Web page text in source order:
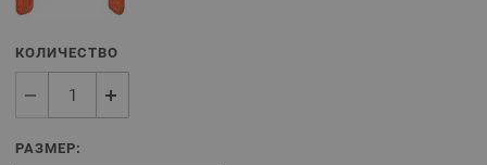
КОЛИЧЕСТВО
РАЗМЕР: